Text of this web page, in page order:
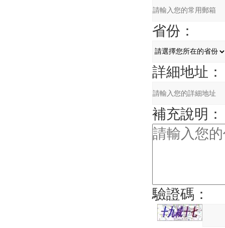
省份：
詳細地址：
補充說明：
驗證碼：